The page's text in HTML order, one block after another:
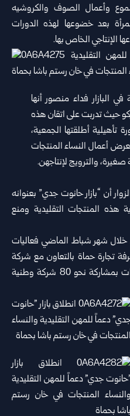
وأعمال الصوف والكروشيه
بعد خضوعها لهذه الدورات
الخاص بها.
البازار فداء منصور أنها
حيث تدربت على اتقان هذه
تأهيلية أطلقتها الجمعية،
أعمال النساء المنتجات
والترويج لإنتاجهن.
أن “بازار حانوت جدي” بعنوانه
هذه المنتجات التقليدية ومنع
خلال شهر شباط الماضي فعاليات
تجارة حماة بالتعاون مع شركة
جسور لتنظيم المهرجانات والمؤتمرات بمشاركة نحو 80 شركة وطنية